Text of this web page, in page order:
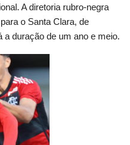
A diretoria rubro-negra
o Santa Clara, de
a duração de um ano e meio.